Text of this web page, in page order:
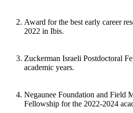
Award for the best early career
2022 in Ibis.
Zuckerman Israeli Postdoctoral
academic years.
Negaunee Foundation and Field
Fellowship for the 2022-2024